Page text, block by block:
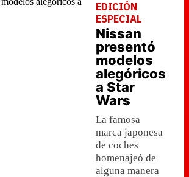
EDICIÓN
ESPECIAL
Nissan
presentó
modelos
alegóricos
a Star
Wars
La famosa
marca japonesa
de coches
homenajeó de
alguna manera